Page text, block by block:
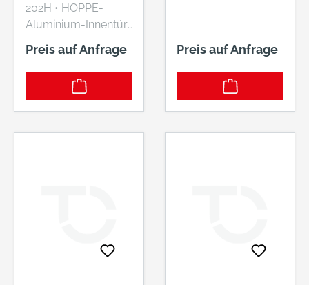
202H • HOPPE-
Aluminium-Innentür-
(Haustür)-Langschild
• Schilder sichtbar
verschraubt
Hersteller: HOPPE
Preis auf Anfrage
Preis auf Anfrage